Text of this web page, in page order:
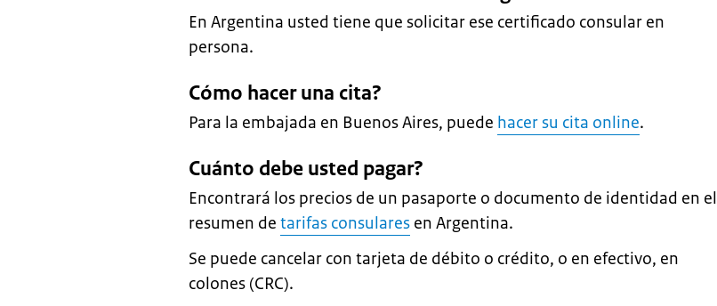
En Argentina usted tiene que solicitar ese certificado consular en
persona.
Cómo hacer una cita?
Para la embajada en Buenos Aires, puede hacer su cita online.
Cuánto debe usted pagar?
Encontrará los precios de un pasaporte o documento de identidad en el
resumen de tarifas consulares en Argentina.
Se puede cancelar con tarjeta de débito o crédito, o en efectivo, en
colones (CRC).